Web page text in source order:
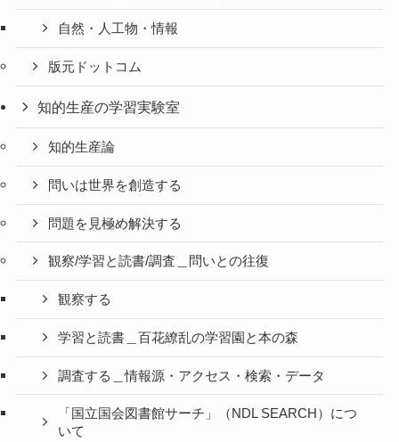
自然・人工物・情報
版元ドットコム
知的生産の学習実験室
知的生産論
問いは世界を創造する
問題を見極め解決する
観察/学習と読書/調査＿問いとの往復
観察する
学習と読書＿百花繚乱の学習園と本の森
調査する＿情報源・アクセス・検索・データ
「国立国会図書館サーチ」（NDL SEARCH）につ
いて